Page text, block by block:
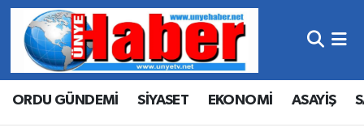
ORDU GÜNDEMİ SİYASET EKONOMİ ASAYİŞ
Hava Durumu
Trafik Durumu